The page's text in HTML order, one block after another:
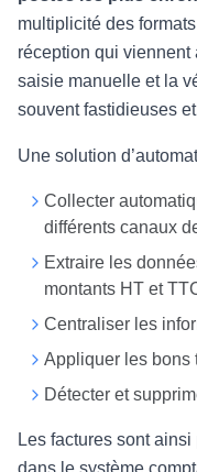
multiplicité des
réception qui
saisie manuelle et la
souvent fastidieuses
Une solution
Collecter
différents canaux
Extraire les
montants HT et
Centraliser les
Appliquer les bons
Détecter et
Les factures sont
dans le système